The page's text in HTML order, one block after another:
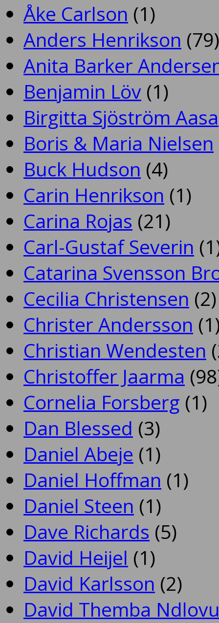
Åke Carlson (1)
Anders Henrikson (79)
Anita Barker
Benjamin Löv (1)
Birgitta Sjöström Aasa
Boris & Maria Nielsen
Buck Hudson (4)
Carin Henrikson (1)
Carina Rojas (21)
Carl-Gustaf Severin
Catarina Svensson
Cecilia Christensen (2)
Christer Andersson
Christian Wendesten
Christoffer Jaarma
Cornelia Forsberg (1)
Dan Blessed (3)
Daniel Abeje (1)
Daniel Hoffman (1)
Daniel Steen (1)
Dave Richards (5)
David Heijel (1)
David Karlsson (2)
David Themba